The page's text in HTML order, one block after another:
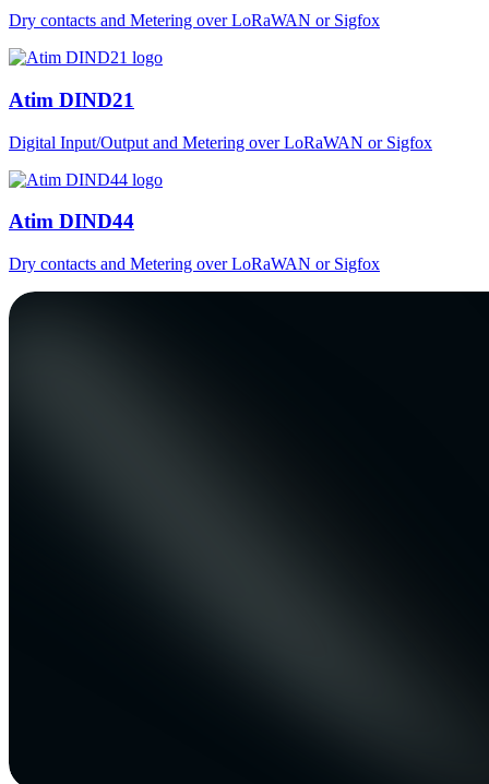
Dry contacts and Metering over LoRaWAN or Sigfox
Atim DIND21
Digital Input/Output and Metering over LoRaWAN or Sigfox
Atim DIND44
Dry contacts and Metering over LoRaWAN or Sigfox